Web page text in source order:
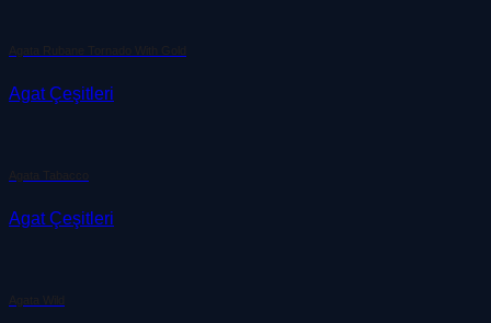
Agata Rubane Tornado With Gold
Agat Çeşitleri
Agata Tabacco
Agat Çeşitleri
Agata Wild